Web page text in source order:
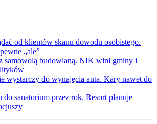
od klientów skanu dowodu osobistego.
„ale”
samowolą budowlaną. NIK wini gminy i
wystarczy do wynajęcia auta. Kary nawet do
do sanatorium przez rok. Resort planuje